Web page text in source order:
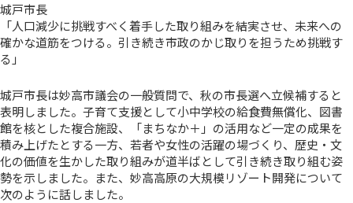
城戸市長
「人口減少に挑戦すべく着手した取り組みを結実させ、未来への
確かな道筋をつける。引き続き市政のかじ取りを担うため挑戦す
る」
城戸市長は妙高市議会の一般質問で、秋の市長選へ立候補すると
表明しました。子育て支援として小中学校の給食費無償化、図書
館を核とした複合施設、「まちなか＋」の活用など一定の成果を
積み上げたとする一方、若者や女性の活躍の場づくり、歴史・文
化の価値を生かした取り組みが道半ばとして引き続き取り組む姿
勢を示しました。また、妙高高原の大規模リゾート開発について
次のように話しました。